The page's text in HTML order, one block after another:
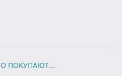
ПОКУПАЮТ...